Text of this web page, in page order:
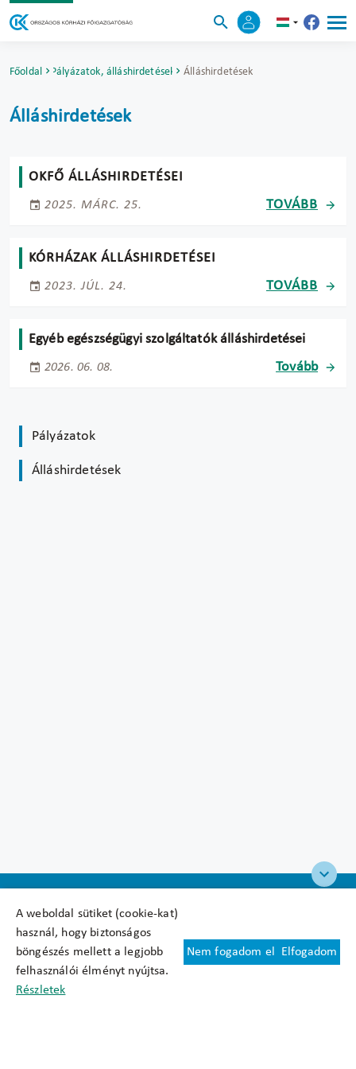
A weboldal sütiket (cookie-kat)
használ, hogy biztonságos
böngészés mellett a legjobb
felhasználói élményt nyújtsa.
Részletek
Nem fogadom el Elfogadom
Főoldal Pályázatok, álláshirdetések Álláshirdetések
Álláshirdetések
OKFŐ ÁLLÁSHIRDETÉSEI
2025. MÁRC. 25. TOVÁBB
KÓRHÁZAK ÁLLÁSHIRDETÉSEI
2023. JÚL. 24. TOVÁBB
Egyéb egészségügyi szolgáltatók álláshirdetései
2026. 06. 08. Tovább
Pályázatok
Álláshirdetések
Felhasználási feltételek